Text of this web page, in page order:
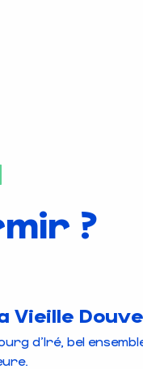
?
Vieille
d'Iré, bel